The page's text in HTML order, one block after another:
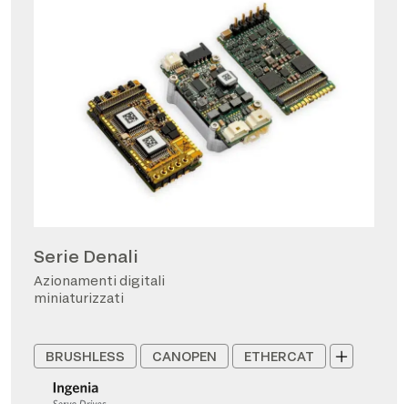
Serie Denali
Azionamenti digitali
miniaturizzati
BRUSHLESS CANOPEN ETHERCAT